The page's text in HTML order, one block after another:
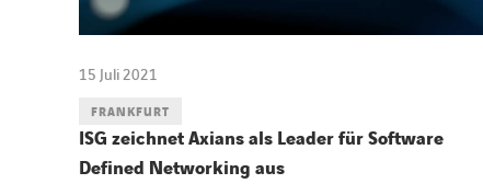
15 Juli 2021
FRANKFURT
ISG zeichnet Axians als Leader für Software
Defined Networking aus